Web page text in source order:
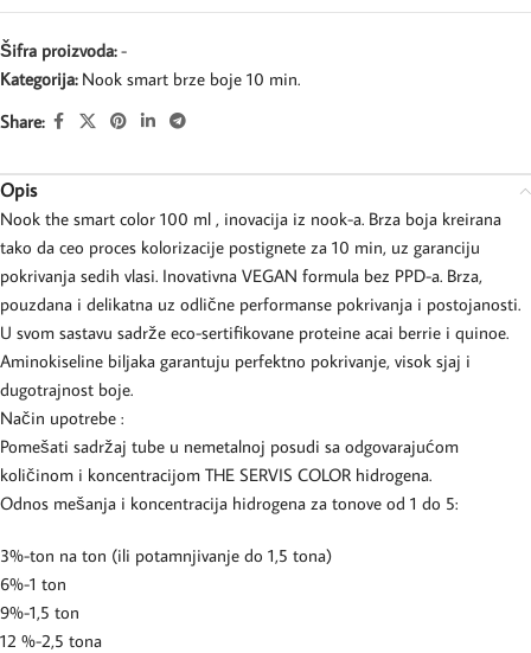
Šifra proizvoda:-
Kategorija: Nook smart brze boje 10 min.
Share:
Opis
Nook the smart color 100 ml , inovacija iz nook-a. Brza boja kreirana
tako da ceo proces kolorizacije postignete za 10 min, uz garanciju
pokrivanja sedih vlasi. Inovativna VEGAN formula bez PPD-a. Brza,
pouzdana i delikatna uz odlične performanse pokrivanja i postojanosti.
U svom sastavu sadrže eco-sertifikovane proteine acai berrie i quinoe.
Aminokiseline biljaka garantuju perfektno pokrivanje, visok sjaj i
dugotrajnost boje.
Način upotrebe :
Pomešati sadržaj tube u nemetalnoj posudi sa odgovarajućom
količinom i koncentracijom THE SERVIS COLOR hidrogena.
Odnos mešanja i koncentracija hidrogena za tonove od 1 do 5:
3%-ton na ton (ili potamnjivanje do 1,5 tona)
6%-1 ton
9%-1,5 ton
12 %-2,5 tona